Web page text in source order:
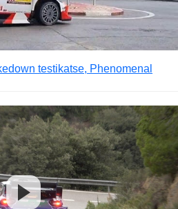
testikatse, Phenomenal